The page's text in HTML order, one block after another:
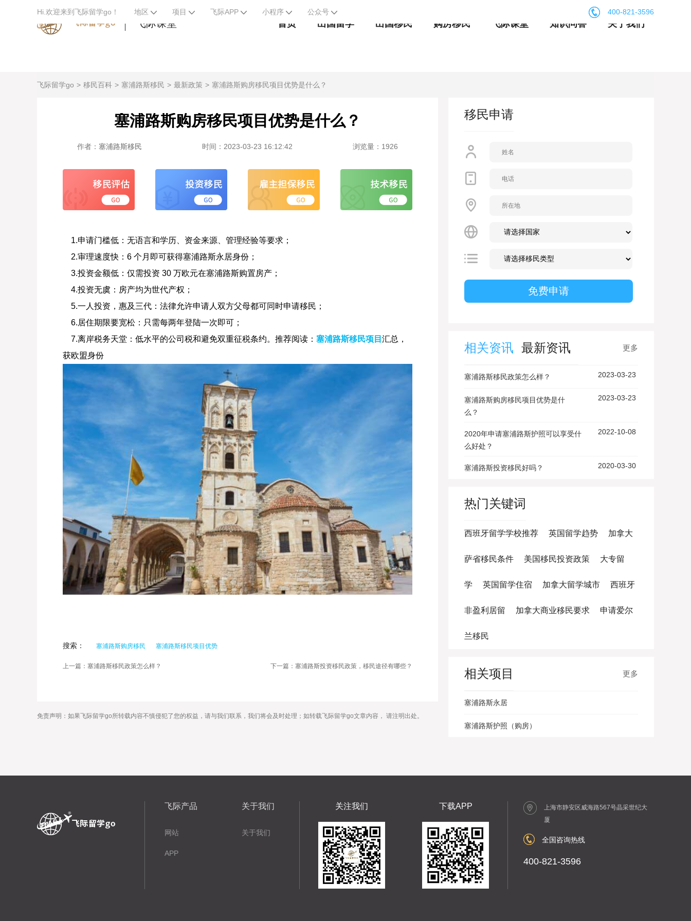
Hi.欢迎来到飞际留学go！ 地区 项目 飞际APP 小程序 公众号 400-821-3596
飞际课堂 首页 出国留学 出国移民 购房移民 飞际课堂 知识问答 关于我们
飞际留学go 移民百科 塞浦路斯移民 最新政策 塞浦路斯购房移民项目优势是什么？
塞浦路斯购房移民项目优势是什么？
作者： 塞浦路斯移民 时间：2023-03-23 16:12:42 浏览量：1926
1.申请门槛低：无语言和学历、资金来源、管理经验等要求；
2.审理速度快：6 个月即可获得塞浦路斯永居身份；
3.投资金额低：仅需投资 30 万欧元在塞浦路斯购置房产；
4.投资无虞：房产均为世代产权；
5.一人投资，惠及三代：法律允许申请人双方父母都可同时申请移民；
6.居住期限要宽松：只需每两年登陆一次即可；
7.离岸税务天堂：低水平的公司税和避免双重征税条约。推荐阅读： 塞浦路斯移民项目 汇总，
获欧盟身份
搜索： 塞浦路斯购房移民 塞浦路斯移民项目优势
上一篇：塞浦路斯移民政策怎么样？ 下一篇：塞浦路斯投资移民政策，移民途径有哪些？
免责声明：如果飞际留学go所转载内容不慎侵犯了您的权益，请与我们联系，我们将会及时处理；如转载飞际留学go文章内容， 请注明出处。
移民申请
相关资讯 最新资讯 更多
塞浦路斯移民政策怎么样？ 2023-03-23
塞浦路斯购房移民项目优势是什
么？
2023-03-23
2020年申请塞浦路斯护照可以享受什
么好处？
2022-10-08
塞浦路斯投资移民好吗？ 2020-03-30
热门关键词
西班牙留学学校推荐 英国留学趋势 加拿大
萨省移民条件 美国移民投资政策 大专留
学 英国留学住宿 加拿大留学城市 西班牙
非盈利居留 加拿大商业移民要求 申请爱尔
兰移民
相关项目 更多
塞浦路斯永居
塞浦路斯护照（购房）
飞际产品
网站
APP
关于我们
关于我们
关注我们 下载APP
上海市静安区威海路567号晶采世纪大
厦
全国咨询热线
400-821-3596